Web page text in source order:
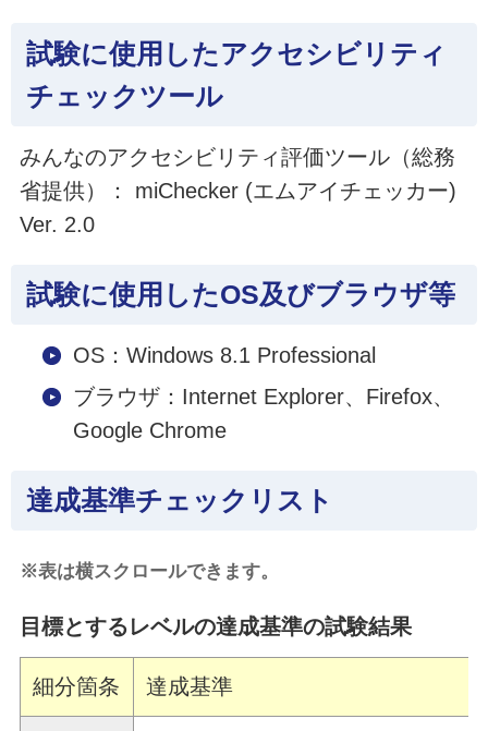
試験に使用したアクセシビリティ
チェックツール
みんなのアクセシビリティ評価ツール（総務
省提供）： miChecker (エムアイチェッカー)
Ver. 2.0
試験に使用したOS及びブラウザ等
OS：Windows 8.1 Professional
ブラウザ：Internet Explorer、Firefox、
Google Chrome
達成基準チェックリスト
※表は横スクロールできます。
目標とするレベルの達成基準の試験結果
細分箇条 達成基準